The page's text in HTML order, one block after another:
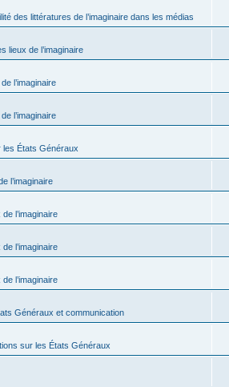
des littératures de l’imaginaire dans les médias
lieux de l’imaginaire
l’imaginaire
l’imaginaire
les États Généraux
l’imaginaire
l’imaginaire
l’imaginaire
l’imaginaire
Généraux et communication
sur les États Généraux